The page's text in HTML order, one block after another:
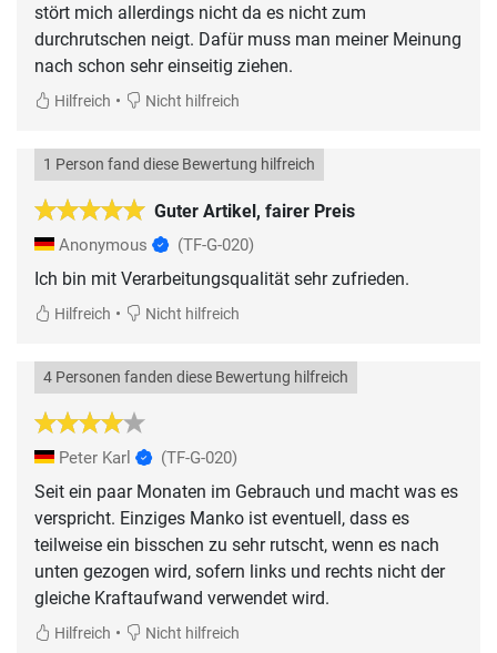
stört mich allerdings nicht da es nicht zum
durchrutschen neigt. Dafür muss man meiner Meinung
nach schon sehr einseitig ziehen.
Hilfreich • Nicht hilfreich
Guter Artikel, fairer Preis
1 Person fand diese Bewertung hilfreich
Anonymous (TF-G-020)
Ich bin mit Verarbeitungsqualität sehr zufrieden.
Hilfreich • Nicht hilfreich
4 Personen fanden diese Bewertung hilfreich
Peter Karl (TF-G-020)
Seit ein paar Monaten im Gebrauch und macht was es
verspricht. Einziges Manko ist eventuell, dass es
teilweise ein bisschen zu sehr rutscht, wenn es nach
unten gezogen wird, sofern links und rechts nicht der
gleiche Kraftaufwand verwendet wird.
Hilfreich • Nicht hilfreich